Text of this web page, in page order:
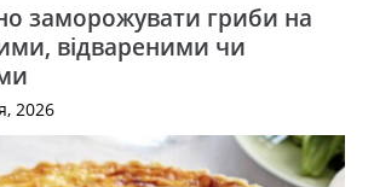
заморожувати гриби на
відвареними чи
2026